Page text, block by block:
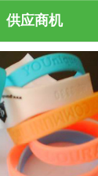
供应商机